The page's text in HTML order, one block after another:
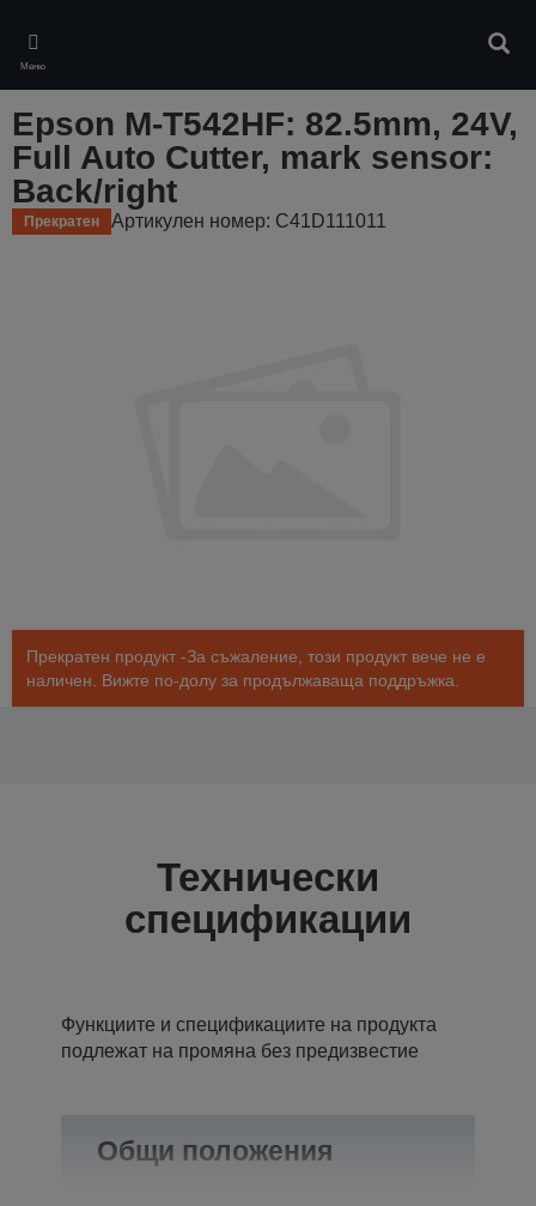
main
content
Меню
Epson M-T542HF: 82.5mm, 24V,
Full Auto Cutter, mark sensor:
Back/right
Прекратен Артикулен номер: C41D111011
Прекратен продукт -За съжаление, този продукт вече не е
наличен. Вижте по-долу за продължаваща поддръжка.
Технически
спецификации
Функциите и спецификациите на продукта
подлежат на промяна без предизвестие
Общи положения